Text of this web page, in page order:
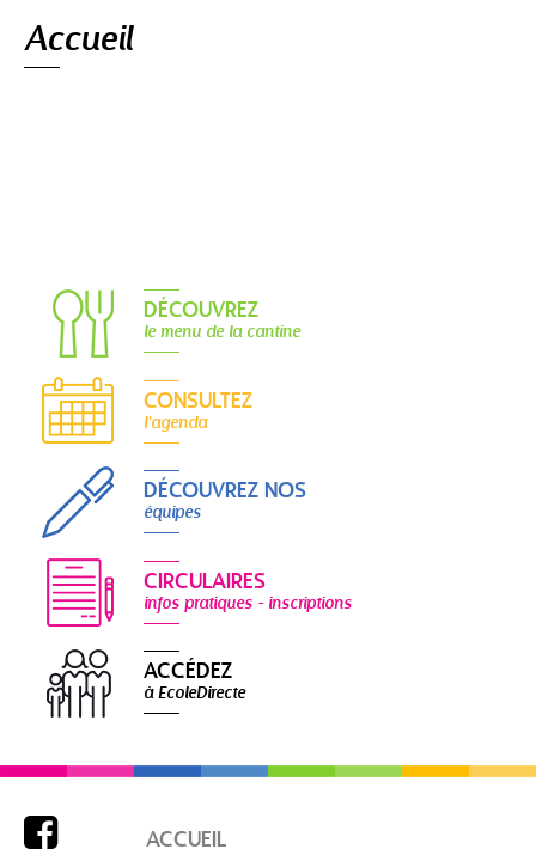
Accueil
DÉCOUVREZ
le menu de la cantine
CONSULTEZ
l'agenda
DÉCOUVREZ NOS
équipes
CIRCULAIRES
infos pratiques - inscriptions
ACCÉDEZ
à EcoleDirecte
 ACCUEIL